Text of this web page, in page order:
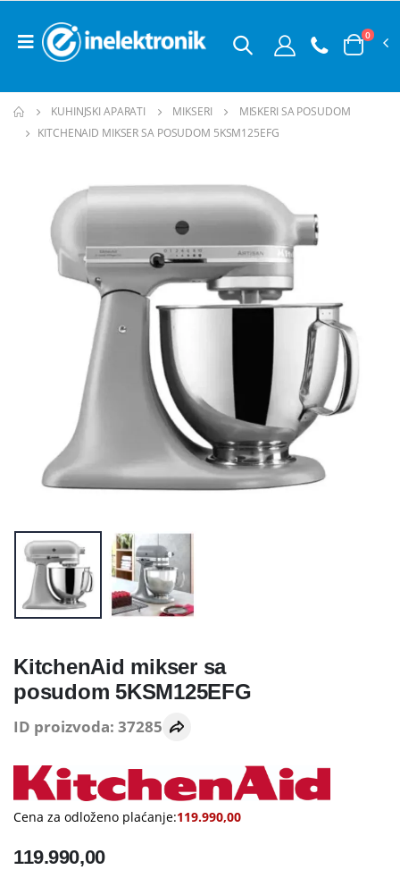
0
KUHINJSKI APARATI MIKSERI
MISKERI SA POSUDOM
KITCHENAID MIKSER SA POSUDOM 5KSM125EFG
KitchenAid mikser sa
posudom 5KSM125EFG
ID proizvoda: 37285
Cena za odloženo plaćanje:119.990,00
119.990,00